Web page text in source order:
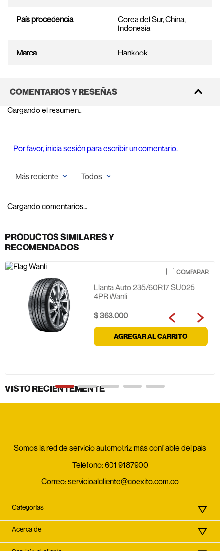
País procedencia
Corea del Sur, China,
Indonesia
Marca Hankook
COMENTARIOS Y RESEÑAS
Cargando el resumen…
Por favor, inicia sesión para escribir un comentario.
Más reciente Todos
Cargando comentarios…
PRODUCTOS SIMILARES Y
RECOMENDADOS
Llanta Auto 235/60R17 SU025
4PR Wanli
$363.000
AGREGAR AL CARRITO
VISTO RECIENTEMENTE
Somos la red de servicio automotriz más confiable del país
Teléfono:601 9187900
Correo:servicioalcliente@coexito.com.co
Categorías
Acerca de